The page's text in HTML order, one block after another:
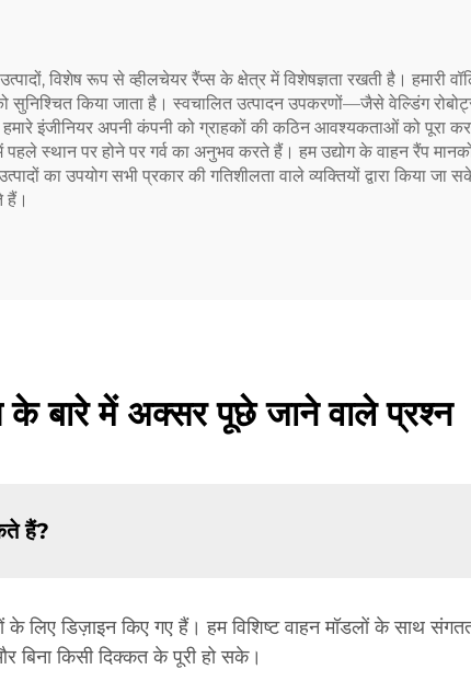
विशेष रूप से व्हीलचेयर रैंप्स के क्षेत्र में विशेषज्ञता रखती है। हमारी
सुनिश्चित किया जाता है। स्वचालित उत्पादन उपकरणों—जैसे वेल्डिंग
इंजीनियर अपनी कंपनी को ग्राहकों की कठिन आवश्यकताओं को पूरा
स्थान पर होने पर गर्व का अनुभव करते हैं। हम उद्योग के वाहन रैंप
का उपयोग सभी प्रकार की गतिशीलता वाले व्यक्तियों द्वारा किया जा
हैं।
के बारे में अक्सर पूछे जाने वाले प्रश्न
हैं?
लिए डिज़ाइन किए गए हैं। हम विशिष्ट वाहन मॉडलों के साथ
बिना किसी दिक्कत के पूरी हो सके।